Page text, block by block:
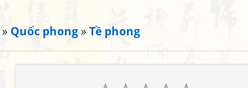
» Quốc phong»Tề phong